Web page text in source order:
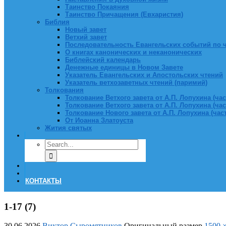
Таинство Покаяния
Таинство Причащения (Евхаристия)
Библия
Новый завет
Ветхий завет
Последовательность Евангельских событий по
О книгах канонических и неканонических
Библейский календарь
Денежные единицы в Новом Завете
Указатель Евангельских и Апостольских чтений
Указатель ветхозаветных чтений (паримий)
Толкования
Толкование Ветхого завета от А.П. Лопухина
Толкование Ветхого завета от А.П. Лопухина
Толкование Нового завета от А.П. Лопухина
От Иоанна Златоуста
Жития святых
КОНТАКТЫ
1-17 (7)